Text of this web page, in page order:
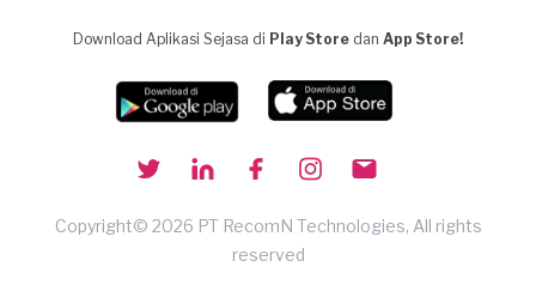
Download Aplikasi Sejasa di Play Store dan App Store!
Copyright© 2026 PT RecomN Technologies, All rights
reserved